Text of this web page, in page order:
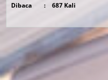
Dibaca
: 687 Kali